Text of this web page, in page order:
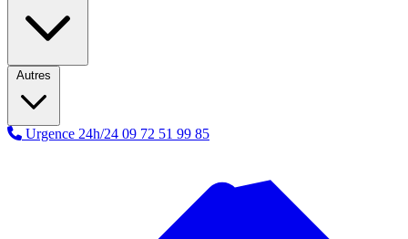
Autres
Urgence 24h/24 09 72 51 99 85